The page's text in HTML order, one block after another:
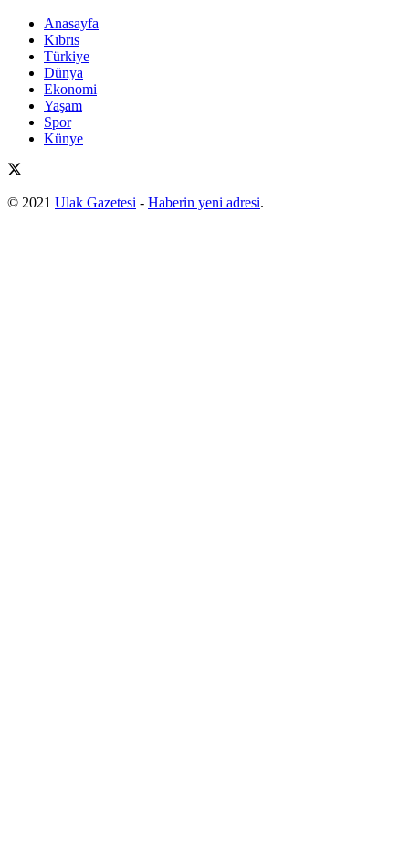
Anasayfa
Kıbrıs
Türkiye
Dünya
Ekonomi
Yaşam
Spor
Künye
© 2021 Ulak Gazetesi - Haberin yeni adresi.